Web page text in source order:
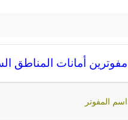
مفوترين أمانات المناطق
اسم المفوتر